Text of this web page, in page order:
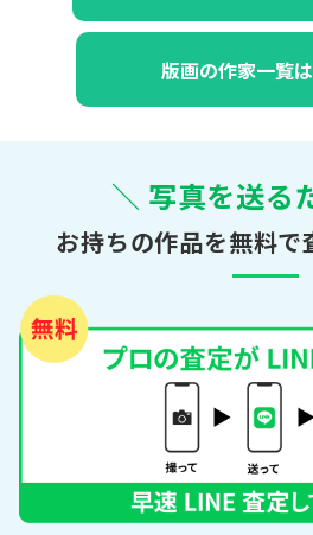
版画の作家一覧
＼ 写真を送る
お持ちの作品を無料で